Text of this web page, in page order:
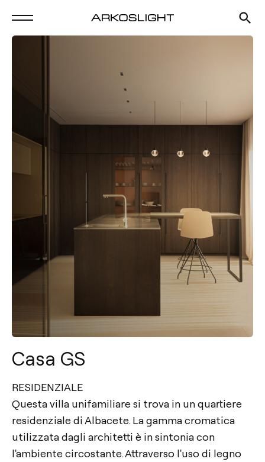
Casa GS
RESIDENZIALE
Questa villa unifamiliare si trova in un quartiere
residenziale di Albacete. La gamma cromatica
utilizzata dagli architetti è in sintonia con
l'ambiente circostante. Attraverso l'uso di legno